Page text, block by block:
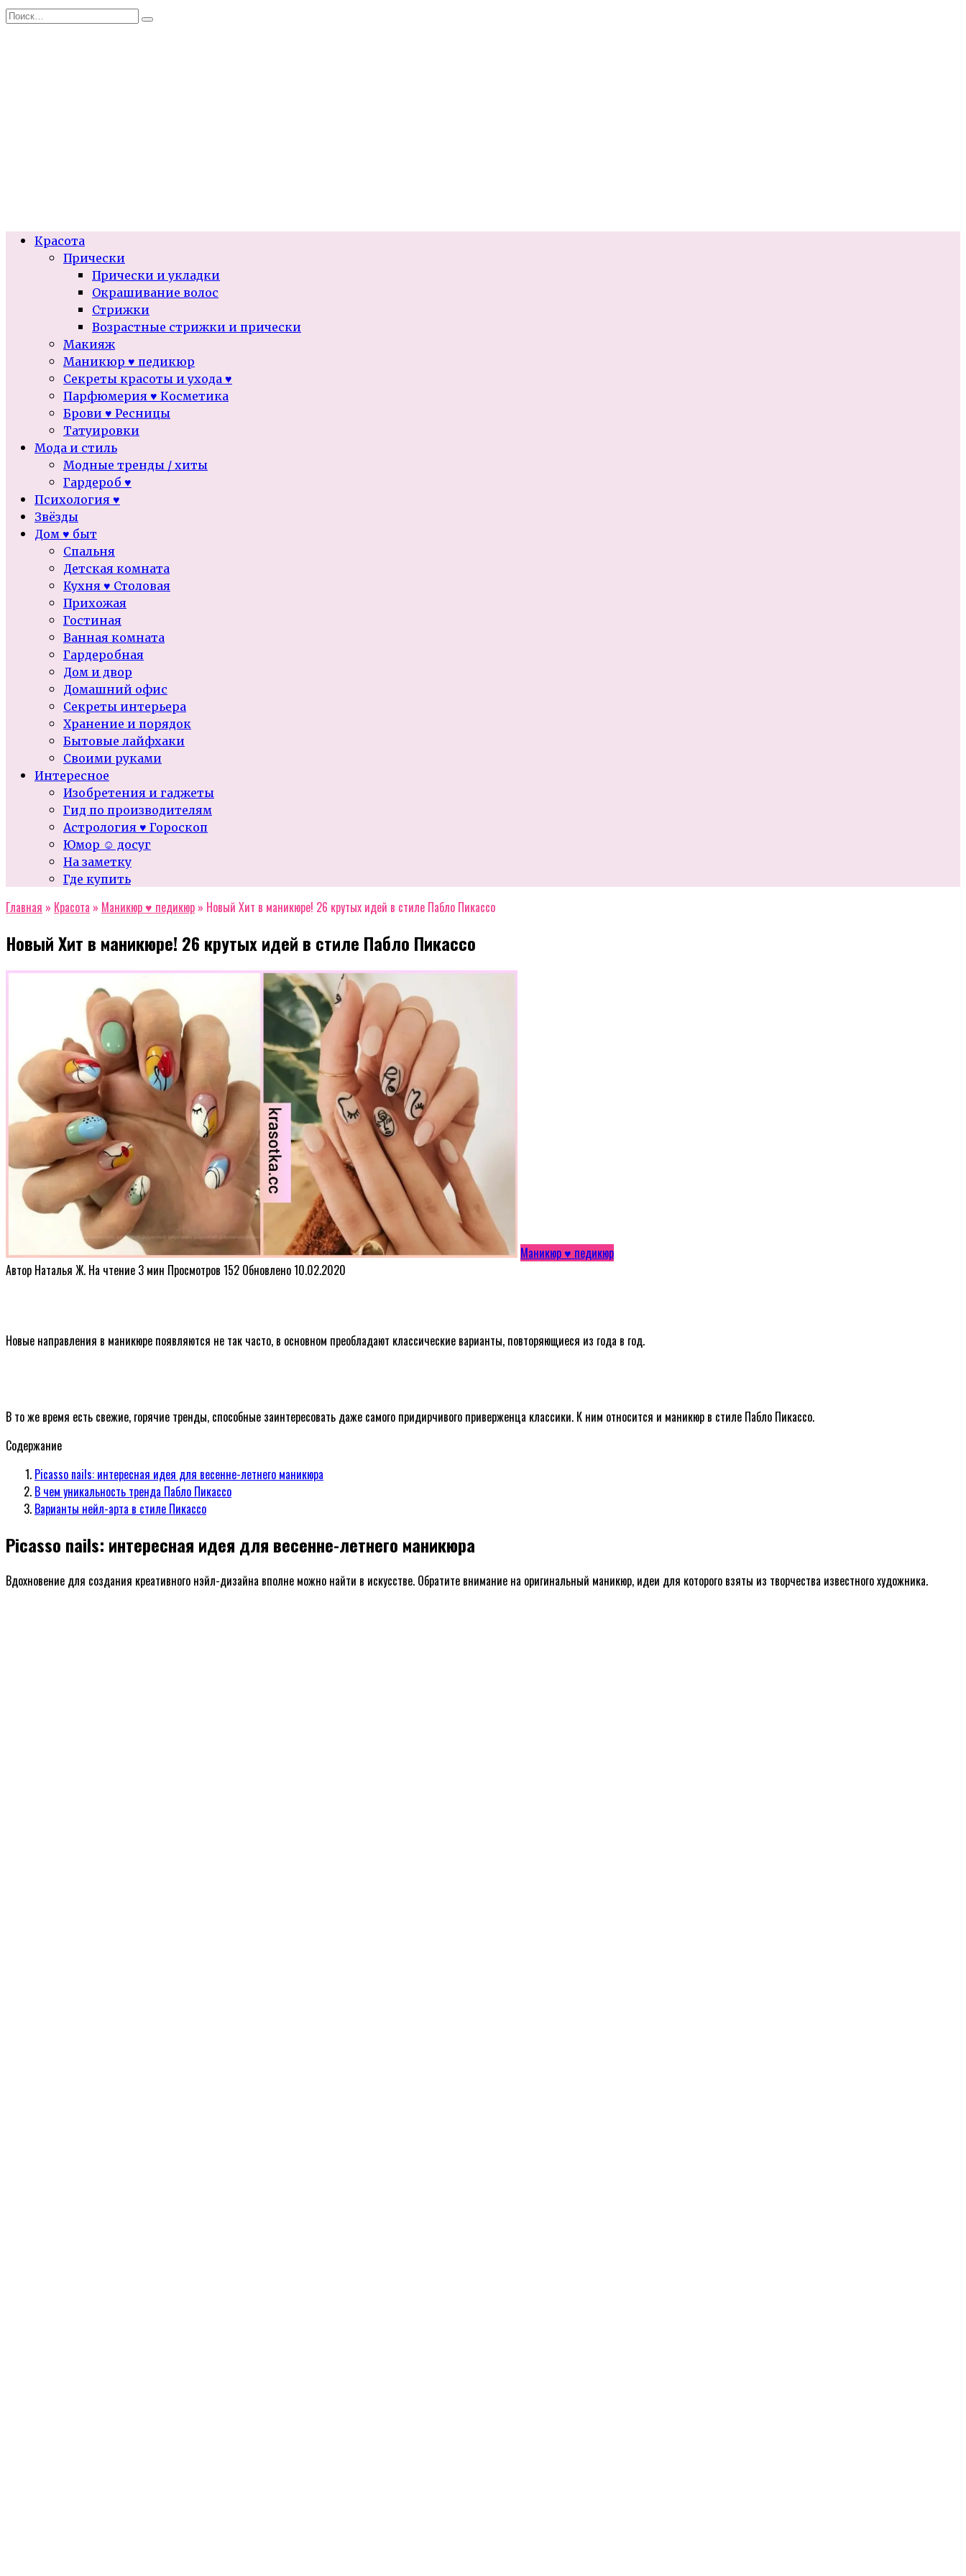
Перейти
Search
Красота
Прически
Прически и укладки
Окрашивание волос
Стрижки
Возрастные стрижки и прически
Макияж
Маникюр ♥ педикюр
Секреты красоты и ухода ♥
Парфюмерия ♥ Косметика
Брови ♥ Ресницы
Татуировки
Мода и стиль
Модные тренды / хиты
Гардероб ♥
Психология ♥
Звёзды
Дом ♥ быт
Спальня
Детская комната
Кухня ♥ Столовая
Прихожая
Гостиная
Ванная комната
Гардеробная
Дом и двор
Домашний офис
Секреты интерьера
Хранение и порядок
Бытовые лайфхаки
Своими руками
Интересное
Изобретения и гаджеты
Гид по производителям
Астрология ♥ Гороскоп
Юмор ☺ досуг
На заметку
Где купить
Главная » Красота » Маникюр ♥ педикюр » Новый Хит в маникюре! 26 крутых идей в стиле Пабло Пикассо
Новый Хит в маникюре! 26 крутых идей в стиле Пабло Пикассо
Маникюр ♥ педикюр
Автор Наталья Ж. На чтение 3 мин Просмотров 152 Обновлено10.02.2020
Новые направления в маникюре появляются не так часто, в основном преобладают классические варианты, повторяющиеся из года в год.
В то же время есть свежие, горячие тренды, способные заинтересовать даже самого придирчивого приверженца классики. К ним относится и маникюр в стиле Пабло Пикассо.
Содержание
Picasso nails: интересная идея для весенне-летнего маникюра
В чем уникальность тренда Пабло Пикассо
Варианты нейл-арта в стиле Пикассо
Picasso nails: интересная идея для весенне-летнего маникюра
Вдохновение для создания креативного нэйл-дизайна вполне можно найти в искусстве. Обратите внимание на оригинальный маникюр, идеи для которого взяты из творчества известного художника.